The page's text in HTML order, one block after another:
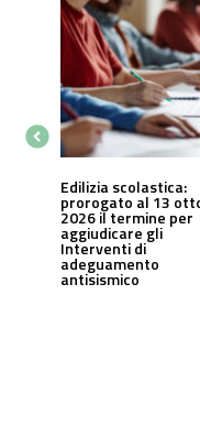
Edilizia scolastica:
prorogato al 13
2026 il termine per
aggiudicare gli
Interventi di
adeguamento
antisismico